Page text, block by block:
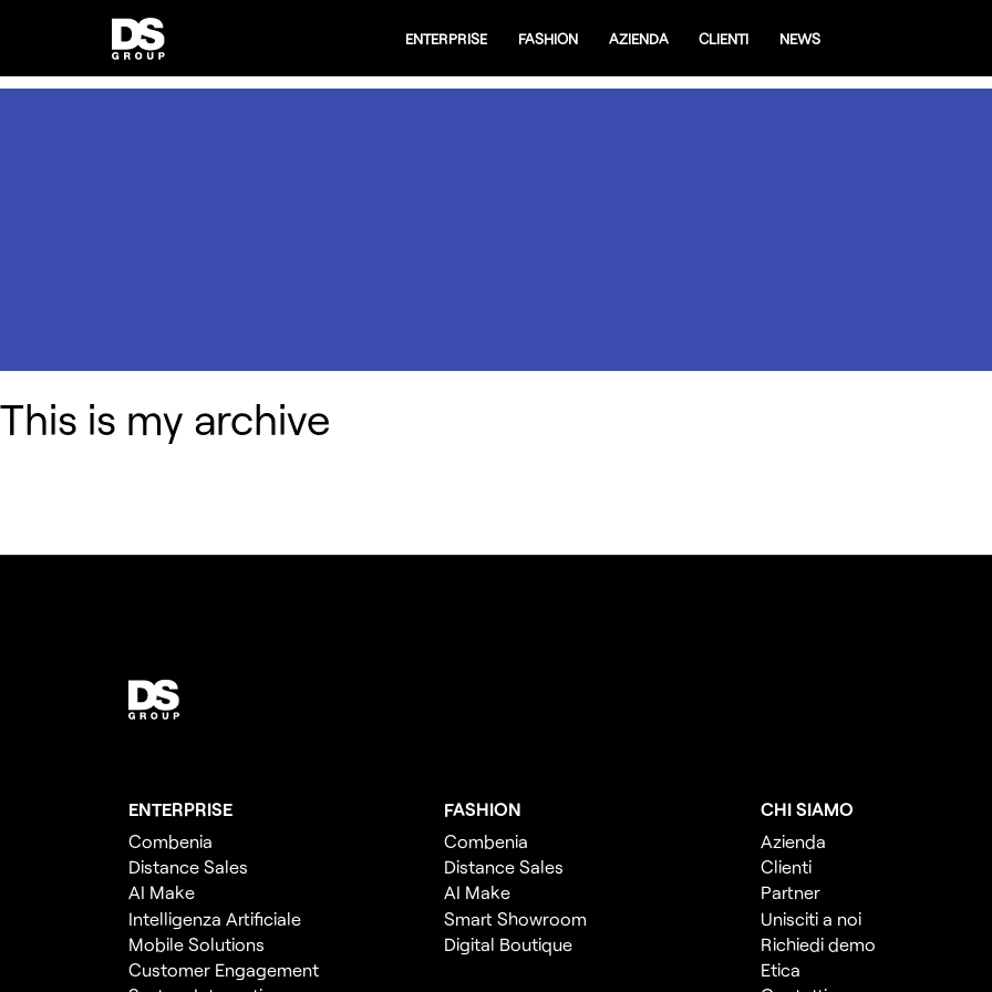
ENTERPRISE FASHION AZIENDA CLIENTI NEWS
This is my archive
ENTERPRISE
Combenia
Distance Sales
AI Make
Intelligenza Artificiale
Mobile Solutions
Customer Engagement
FASHION
Combenia
Distance Sales
AI Make
Smart Showroom
Digital Boutique
CHI SIAMO
Azienda
Clienti
Partner
Unisciti a noi
Richiedi demo
Etica